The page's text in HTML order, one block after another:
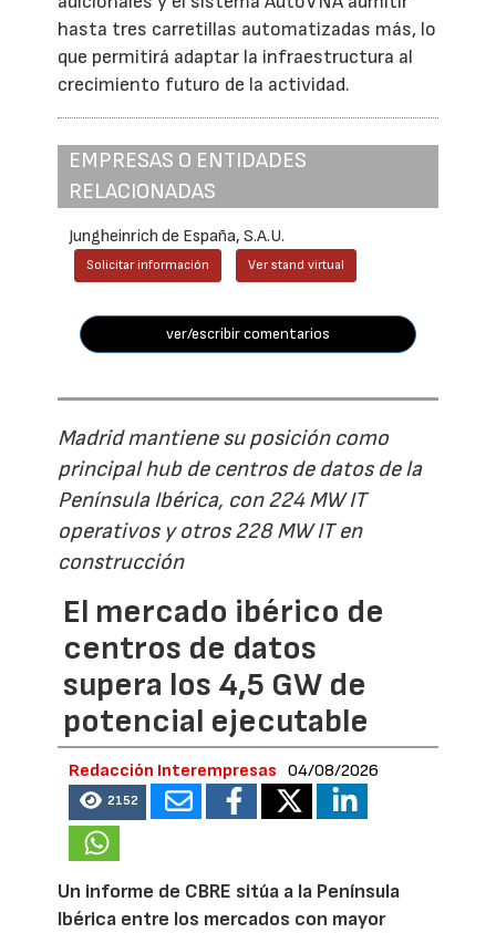
hasta tres carretillas automatizadas más, lo
que permitirá adaptar la infraestructura al
crecimiento futuro de la actividad.
EMPRESAS O ENTIDADES
RELACIONADAS
Jungheinrich de España, S.A.U.
Solicitar información Ver stand virtual
ver/escribir comentarios
Madrid mantiene su posición como
principal hub de centros de datos de la
Península Ibérica, con 224 MW IT
operativos y otros 228 MW IT en
construcción
El mercado ibérico de
centros de datos
supera los 4,5 GW de
potencial ejecutable
Redacción Interempresas 04/08/2026
2152
Un informe de CBRE sitúa a la Península
Ibérica entre los mercados con mayor